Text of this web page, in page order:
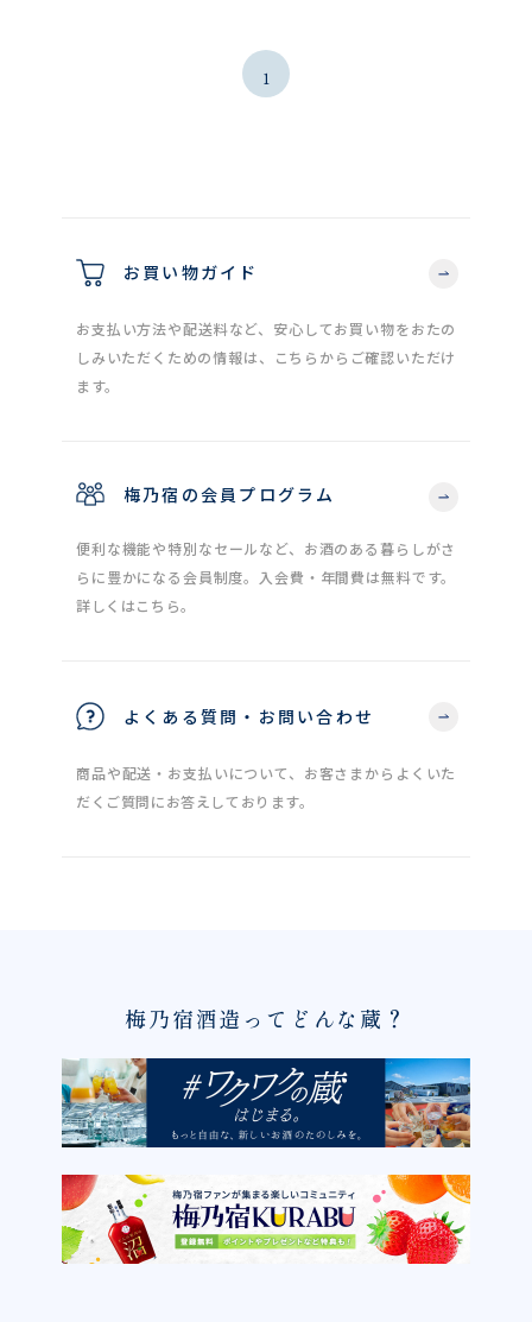
1
お買い物ガイド
お支払い方法や配送料など、安心してお買い物をおたの
しみいただくための情報は、こちらからご確認いただけ
ます。
梅乃宿の会員プログラム
便利な機能や特別なセールなど、お酒のある暮らしがさ
らに豊かになる会員制度。入会費・年間費は無料です。
詳しくはこちら。
よくある質問・お問い合わせ
商品や配送・お支払いについて、お客さまからよくいた
だくご質問にお答えしております。
梅乃宿酒造ってどんな蔵？